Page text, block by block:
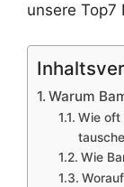
unsere Top7
Warum
Wie oft
Wie